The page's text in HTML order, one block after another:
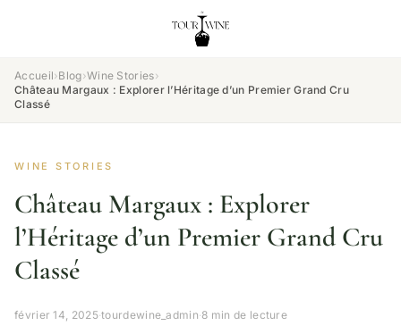
Accueil›Blog›Wine Stories›
Château Margaux : Explorer l’Héritage d’un Premier Grand Cru
Classé
WINE STORIES
Château Margaux : Explorer
l’Héritage d’un Premier Grand Cru
Classé
février 14, 2025·tourdewine_admin·8 min de lecture